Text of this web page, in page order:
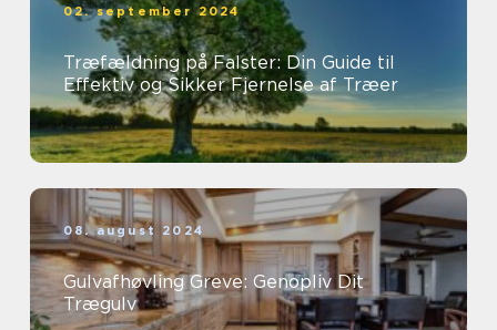
02. september 2024
Træfældning på Falster: Din Guide til
Effektiv og Sikker Fjernelse af Træer
08. august 2024
Gulvafhøvling Greve: Genopliv Dit
Trægulv